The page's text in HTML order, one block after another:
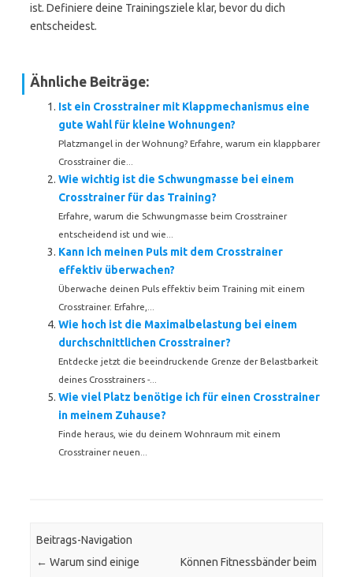
ist. Definiere deine Trainingsziele klar, bevor du dich
entscheidest.
Ähnliche Beiträge:
Ist ein Crosstrainer mit Klappmechanismus eine
gute Wahl für kleine Wohnungen?
Platzmangel in der Wohnung? Erfahre, warum ein klappbarer
Crosstrainer die...
Wie wichtig ist die Schwungmasse bei einem
Crosstrainer für das Training?
Erfahre, warum die Schwungmasse beim Crosstrainer
entscheidend ist und wie...
Kann ich meinen Puls mit dem Crosstrainer
effektiv überwachen?
Überwache deinen Puls effektiv beim Training mit einem
Crosstrainer. Erfahre,...
Wie hoch ist die Maximalbelastung bei einem
durchschnittlichen Crosstrainer?
Entdecke jetzt die beeindruckende Grenze der Belastbarkeit
deines Crosstrainers -...
Wie viel Platz benötige ich für einen Crosstrainer
in meinem Zuhause?
Finde heraus, wie du deinem Wohnraum mit einem
Crosstrainer neuen...
Beitrags-Navigation
← Warum sind einige
Können Fitnessbänder beim